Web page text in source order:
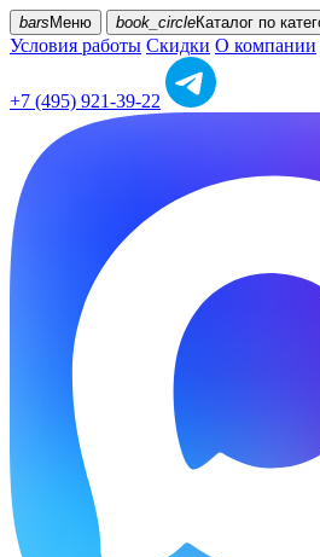
bars Меню book_circleКаталог по
Условия работы Скидки О компании
+7 (495) 921-39-22